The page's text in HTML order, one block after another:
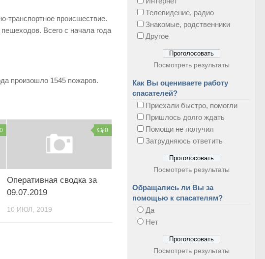
транспортное происшествие.
Всего с начала года
произошло 1545 пожаров.
0 0
Оперативная сводка за
09.07.2019
10 ИЮЛ, 2019
Телевидение, радио
Знакомые, родственники
Другое
Посмотреть результаты
Как Вы оцениваете работу
спасателей?
Приехали быстро, помогли
Пришлось долго ждать
Помощи не получил
Затрудняюсь ответить
Посмотреть результаты
Обращались ли Вы за
помощью к спасателям?
Да
Нет
Посмотреть результаты